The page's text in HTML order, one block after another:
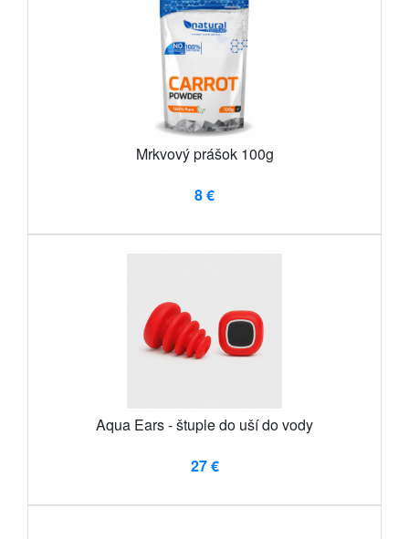
Mrkvový prášok 100g
8 €
Aqua Ears - štuple do uší do vody
27 €